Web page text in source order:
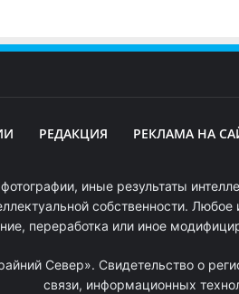
РЕДАКЦИЯ РЕКЛАМА НА
иные результаты
собственности.
переработка или иное
Север». Свидетельство о
связи, информационных